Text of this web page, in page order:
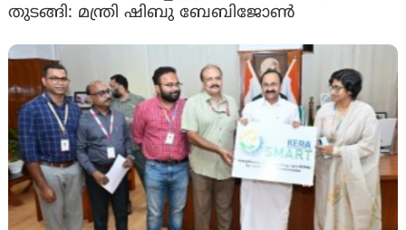
തുടങ്ങി: മന്ത്രി ഷിബു ബേബിജോണ്‍